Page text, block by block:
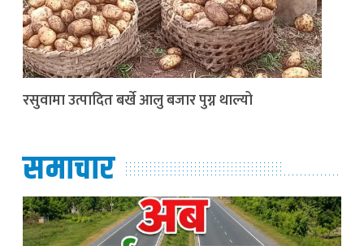
रसुवामा उत्पादित बर्खे आलु बजार पुग्न थाल्यो
समाचार